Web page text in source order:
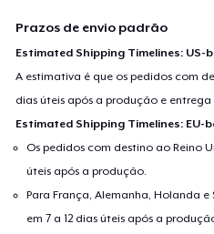
Prazos de envio padrão
Estimated Shipping Timelines: US-
A estimativa é que os pedidos com
dias úteis após a produção e
Estimated Shipping Timelines: EU-
Os pedidos com destino ao Reino
úteis após a produção.
Para França, Alemanha, Holanda
em 7 a 12 dias úteis após a